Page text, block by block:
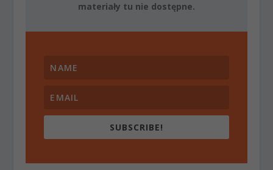
materiały tu nie dostępne.
SUBSCRIBE!